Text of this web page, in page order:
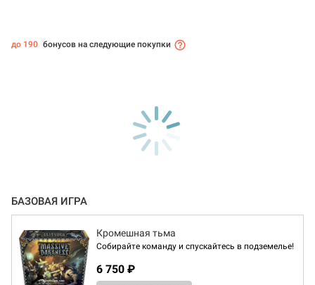
до 190 бонусов на следующие покупки
БАЗОВАЯ ИГРА
Кромешная тьма
Cобирайте команду и спускайтесь в подземелье!
6 750 ₽